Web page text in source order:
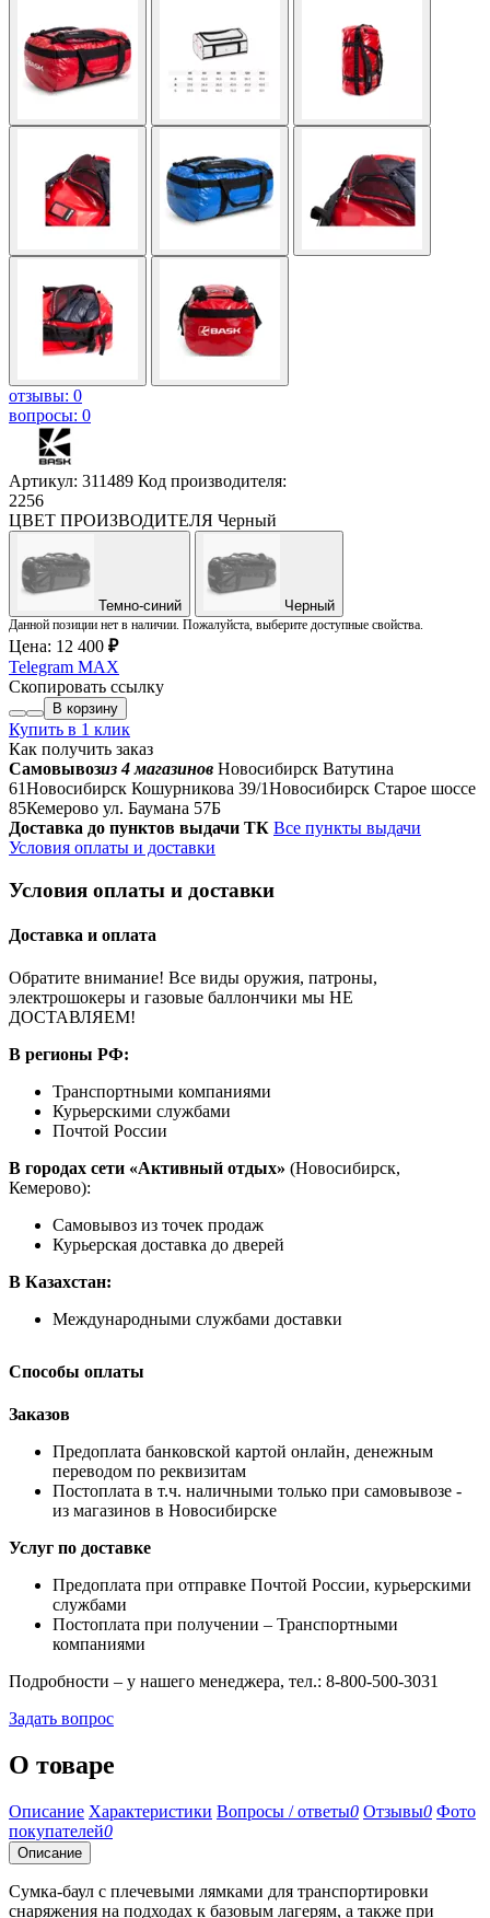
отзывы: 0
вопросы: 0
Артикул: 311489 Код производителя:
2256
ЦВЕТ ПРОИЗВОДИТЕЛЯ Черный
Темно-синий Черный
Данной позиции нет в наличии. Пожалуйста, выберите доступные свойства.
Цена: 12 400 ₽
Telegram MAX
Скопировать ссылку
В корзину
Купить в 1 клик
Как получить заказ
Самовывозиз 4 магазинов Новосибирск Ватутина
61Новосибирск Кошурникова 39/1Новосибирск Старое шоссе
85Кемерово ул. Баумана 57Б
Доставка до пунктов выдачи ТК Все пункты выдачи
Условия оплаты и доставки
Условия оплаты и доставки
Доставка и оплата
Обратите внимание! Все виды оружия, патроны,
электрошокеры и газовые баллончики мы НЕ
ДОСТАВЛЯЕМ!
В регионы РФ:
Транспортными компаниями
Курьерскими службами
Почтой России
В городах сети «Активный отдых» (Новосибирск,
Кемерово):
Самовывоз из точек продаж
Курьерская доставка до дверей
В Казахстан:
Международными службами доставки
Способы оплаты
Заказов
Предоплата банковской картой онлайн, денежным
переводом по реквизитам
Постоплата в т.ч. наличными только при самовывозе -
из магазинов в Новосибирске
Услуг по доставке
Предоплата при отправке Почтой России, курьерскими
службами
Постоплата при получении – Транспортными
компаниями
Подробности – у нашего менеджера, тел.: 8-800-500-3031
Задать вопрос
О товаре
Описание Характеристики Вопросы / ответы0 Отзывы0 Фото
покупателей0
Описание
Сумка-баул с плечевыми лямками для транспортировки
снаряжения на подходах к базовым лагерям, а также при